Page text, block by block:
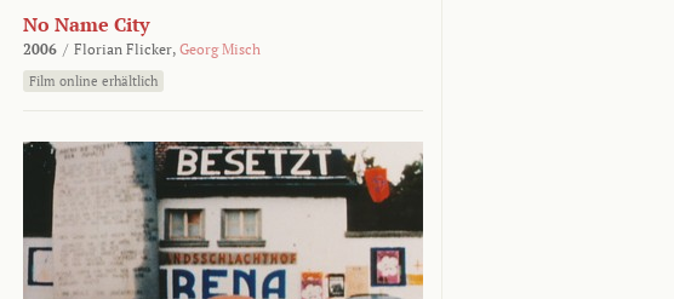
No Name City
2006 / Florian Flicker, Georg Misch
Film online erhältlich